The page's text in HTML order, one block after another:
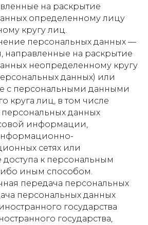
на раскрытие
определенному лицу
кругу лиц.
персональных данных —
направленные на раскрытие
неопределенному кругу
данных) или
с персональными данными
круга лиц, в том числе
данных
информации,
сетях или
доступа к персональным
иным способом.
передача персональных
персональных данных
государства
государства,